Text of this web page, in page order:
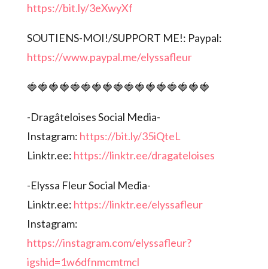
https://bit.ly/3eXwyXf
SOUTIENS-MOI!/SUPPORT ME!: Paypal:
https://www.paypal.me/elyssafleur
🍓🍓🍓🍓🍓🍓🍓🍓🍓🍓🍓🍓🍓🍓🍓🍓🍓
-Dragâteloises Social Media-
Instagram: https://bit.ly/35iQteL
Linktr.ee: https://linktr.ee/dragateloises
-Elyssa Fleur Social Media-
Linktr.ee: https://linktr.ee/elyssafleur
Instagram:
https://instagram.com/elyssafleur?
igshid=1w6dfnmcmtmcl